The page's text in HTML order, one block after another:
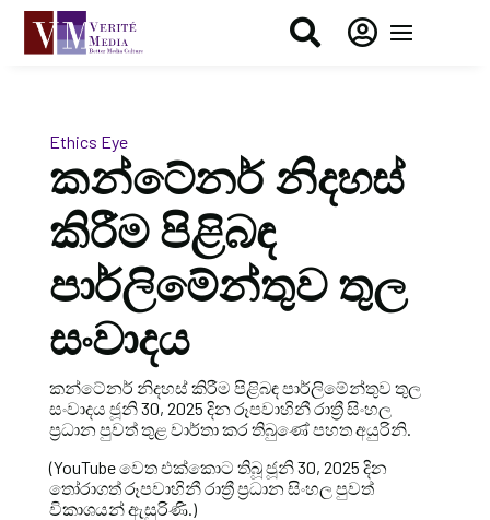
 
Ethics Eye
කන්ටේනර් නිදහස්
කිරීම පිළිබඳ
පාර්ලිමේන්තුව තුල
සංවාදය
කන්ටේනර් නිදහස් කිරීම පිළිබඳ පාර්ලිමේන්තුව තුල
සංවාදය ජූනි 30, 2025 දින රූපවාහිනී රාත්‍රී සිංහල
ප්‍රධාන පුවත් තුළ වාර්තා කර තිබුණේ පහත අයුරිනි.
(YouTube වෙත එක්කොට තිබූ ජූනි 30, 2025 දින
තෝරාගත් රූපවාහිනී රාත්‍රී ප්‍රධාන සිංහල පුවත්
විකාශයන් ඇසුරිණි.)